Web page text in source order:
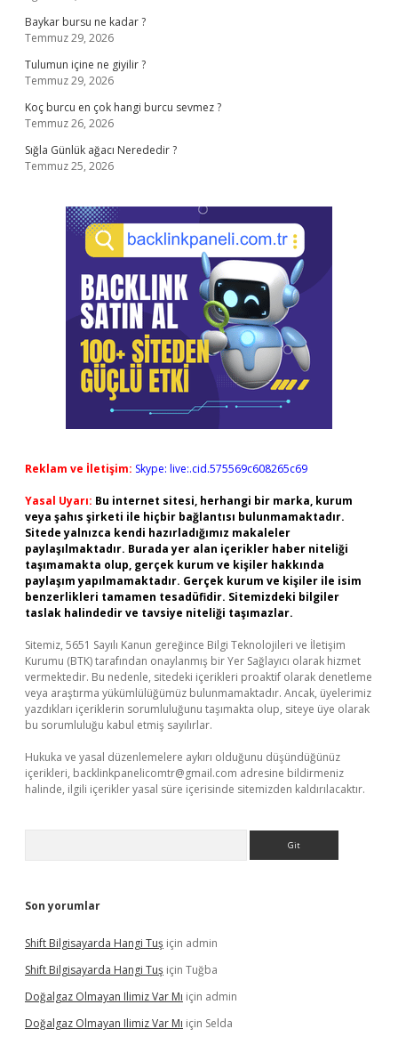
Baykar bursu ne kadar ?
Temmuz 29, 2026
Tulumun içine ne giyilir ?
Temmuz 29, 2026
Koç burcu en çok hangi burcu sevmez ?
Temmuz 26, 2026
Sığla Günlük ağacı Nerededir ?
Temmuz 25, 2026
Reklam ve İletişim: Skype: live:.cid.575569c608265c69
Yasal Uyarı: Bu internet sitesi, herhangi bir marka, kurum
veya şahıs şirketi ile hiçbir bağlantısı bulunmamaktadır.
Sitede yalnızca kendi hazırladığımız makaleler
paylaşılmaktadır. Burada yer alan içerikler haber niteliği
taşımamakta olup, gerçek kurum ve kişiler hakkında
paylaşım yapılmamaktadır. Gerçek kurum ve kişiler ile isim
benzerlikleri tamamen tesadüfidir. Sitemizdeki bilgiler
taslak halindedir ve tavsiye niteliği taşımazlar.
Sitemiz, 5651 Sayılı Kanun gereğince Bilgi Teknolojileri ve İletişim
Kurumu (BTK) tarafından onaylanmış bir Yer Sağlayıcı olarak hizmet
vermektedir. Bu nedenle, sitedeki içerikleri proaktif olarak denetleme
veya araştırma yükümlülüğümüz bulunmamaktadır. Ancak, üyelerimiz
yazdıkları içeriklerin sorumluluğunu taşımakta olup, siteye üye olarak
bu sorumluluğu kabul etmiş sayılırlar.
Hukuka ve yasal düzenlemelere aykırı olduğunu düşündüğünüz
içerikleri, backlinkpanelicomtr@gmail.com adresine bildirmeniz
halinde, ilgili içerikler yasal süre içerisinde sitemizden kaldırılacaktır.
Son yorumlar
Shift Bilgisayarda Hangi Tuş için admin
Shift Bilgisayarda Hangi Tuş için Tuğba
Doğalgaz Olmayan Ilimiz Var Mı için admin
Doğalgaz Olmayan Ilimiz Var Mı için Selda